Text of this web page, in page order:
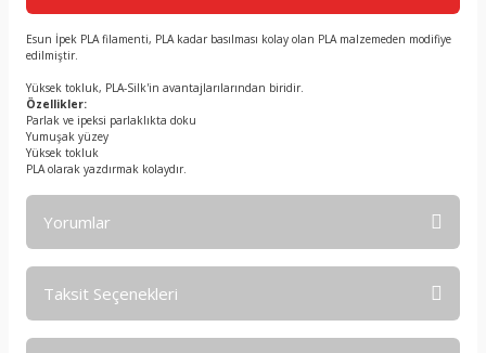
Esun İpek PLA filamenti, PLA kadar basılması kolay olan PLA malzemeden modifiye
edilmiştir.
Yüksek tokluk, PLA-Silk'in avantajlarılarından biridir.
Özellikler:
Parlak ve ipeksi parlaklıkta doku
Yumuşak yüzey
Yüksek tokluk
PLA olarak yazdırmak kolaydır.
Yorumlar
Taksit Seçenekleri